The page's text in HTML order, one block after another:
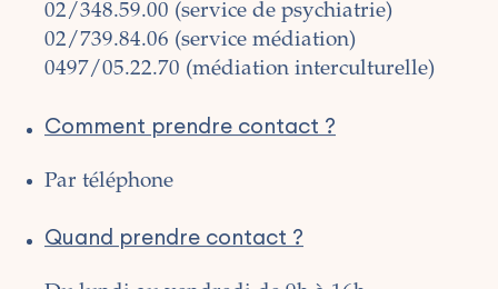
02/348.59.00 (service de psychiatrie)
02/739.84.06 (service médiation)
0497/05.22.70 (médiation interculturelle)
Comment prendre contact ?
Par téléphone
Quand prendre contact ?